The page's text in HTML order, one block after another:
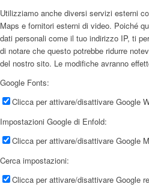
Utilizziamo anche diversi servizi esterni
Maps e fornitori esterni di video. Poiché
dati personali come il tuo indirizzo IP, ti
di notare che questo potrebbe ridurre
del nostro sito. Le modifiche avranno
Google Fonts:
Clicca per attivare/disattivare Google
Impostazioni Google di Enfold:
Clicca per attivare/disattivare Google
Cerca impostazioni:
Clicca per attivare/disattivare Google